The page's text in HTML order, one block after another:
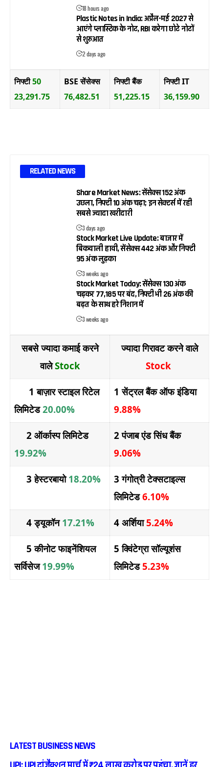
18 hours ago
Plastic Notes in India: अप्रैल-मई 2027 से
आएंगे प्लास्टिक के नोट, RBI करेगा छोटे नोटों
से शुरुआत
2 days ago
निफ्टी50
23,291.75
BSE सेंसेक्स
76,482.51
निफ्टी बैंक
51,225.15
निफ्टी IT
36,159.90
RELATED NEWS
Share Market News: सेंसेक्स 152 अंक
उछला, निफ्टी 10 अंक चढ़ा; इन सेक्टर्स में रही
सबसे ज्यादा खरीदारी
3 days ago
Stock Market Live Update: बाजार में
बिकवाली हावी, सेंसेक्स 442 अंक और निफ्टी
95 अंक लुढ़का
3 weeks ago
Stock Market Today: सेंसेक्स 130 अंक
चढ़कर 77,185 पर बंद, निफ्टी भी 26 अंक की
बढ़त के साथ हरे निशान में
3 weeks ago
सबसे ज्यादा कमाई करने
वालेStock
ज्यादा गिरावट करने वाले
Stock
1 बाज़ार स्टाइल रिटेल
लिमिटेड20.00%
1 सेंट्रल बैंक ऑफ इंडिया
9.88%
2 ऑर्कास्प लिमिटेड
19.92%
2 पंजाब एंड सिंध बैंक
9.06%
3 हेस्टरबायो18.20%
3 गंगोत्री टेक्सटाइल्स
लिमिटेड6.10%
4 ड्यूकॉन 17.21% 4 अर्शिया5.24%
5 कीनोट फाइनेंशियल
सर्विसेज19.99%
5 क्विंटेग्रा सॉल्यूशंस
लिमिटेड 5.23%
LATEST BUSINESS NEWS